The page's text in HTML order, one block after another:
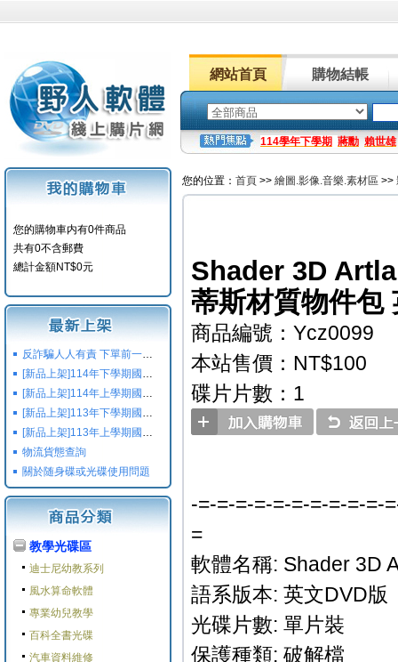
網站首頁 購物結帳
114學年下學期 蔣勳 賴世雄
您的購物車内有0件商品
共有0不含郵費
總計金額NT$0元
反詐騙人人有責 下單前一定要注意
[新品上架]114年下學期國小國中高中命題光碟,校用卷,習作
[新品上架]114年上學期國小國中高中命題光碟,校用卷,習作
[新品上架]113年下學期國小國中高中命題光碟,校用卷,習作
[新品上架]113年上學期國小國中高中命題光碟,校用卷,習作
物流貨態查詢
關於随身碟或光碟使用問題
教學光碟區
迪士尼幼教系列
風水算命軟體
專業幼兒教學
百科全書光碟
汽車資料維修
您的位置： 首頁 >> 繪圖.影像.音樂.素材區 >>
Shader 3D
蒂斯材質物件包
商品編號：Ycz0099
本站售價：NT$100
碟片片數：1
-=-=-=-=-=-=-=-=-=-=-
=
軟體名稱: Shader 3D
語系版本: 英文DVD版
光碟片數: 單片裝
保護種類: 破解檔